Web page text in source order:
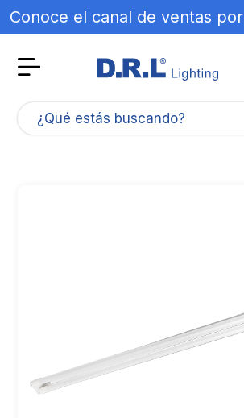
Conoce el canal de ventas por
¿Qué estás buscando?